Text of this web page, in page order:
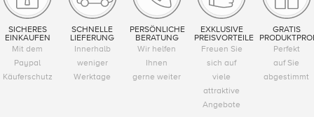
SICHERES
EINKAUFEN
Mit dem
Paypal
Käuferschutz
SCHNELLE
LIEFERUNG
Innerhalb
weniger
Werktage
PERSÖNLICHE
BERATUNG
Wir helfen
Ihnen
gerne weiter
EXKLUSIVE
PREISVORTEILE
Freuen Sie
sich auf
viele
attraktive
Angebote
GRATIS
Perfekt
auf Sie
abgestimmt